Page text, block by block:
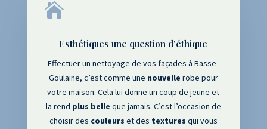

Esthétiques une question d'éthique
Effectuer un nettoyage de vos façades àBasse-
Goulaine, c’est comme une nouvelle robe pour
votre maison. Cela lui donne un coup de jeune et
la rend plus belle que jamais. C’est l’occasion de
choisir des couleurs et des textures qui vous